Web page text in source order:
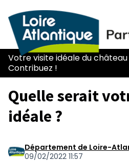
Votre visite idéale du château
Contribuez !
Quelle serait
idéale ?
Département de Loire-
09/02/2022 11:57